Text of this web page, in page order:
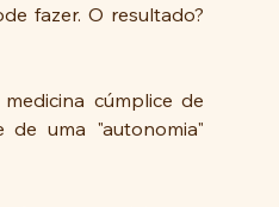
fazer. O resultado?
cúmplice de
de uma "autonomia"